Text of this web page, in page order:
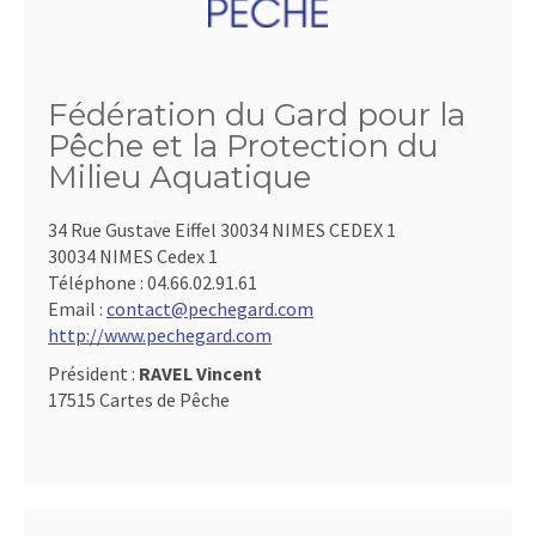
Fédération du Gard pour la
Pêche et la Protection du
Milieu Aquatique
34 Rue Gustave Eiffel 30034 NIMES CEDEX 1
30034 NIMES Cedex 1
Téléphone : 04.66.02.91.61
Email : contact@pechegard.com
http://www.pechegard.com
Président : RAVEL Vincent
17515 Cartes de Pêche